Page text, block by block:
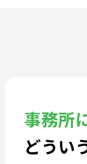
事務所
どうい